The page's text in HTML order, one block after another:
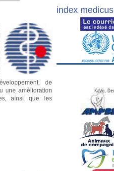
de
une amélioration
ainsi que les
index medicus